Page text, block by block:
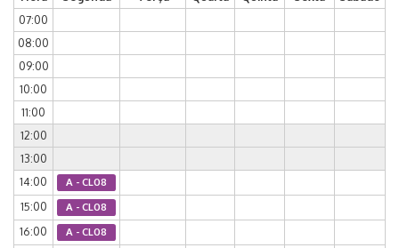
07:00
08:00
09:00
10:00
11:00
12:00
13:00
14:00
A - CL08
15:00 A - CL08
16:00 A - CL08